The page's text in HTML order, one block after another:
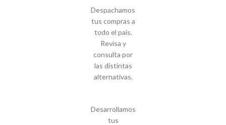
Despachamos
tus compras a
todo el país.
Revisa y
consulta por
las distintas
alternativas.
Desarrollamos
tus